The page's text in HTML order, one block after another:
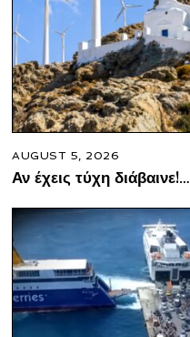
AUGUST 5, 2026
Αν έχεις τύχη διάβαινε!…